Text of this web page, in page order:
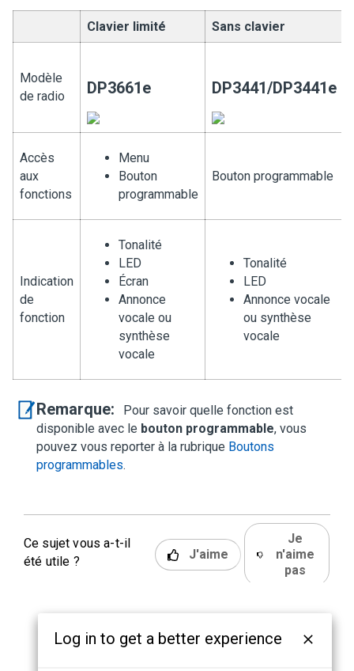
Clavier limité Sans clavier
Modèle
de radio
DP3661e DP3441/DP3441e
Accès
aux
fonctions
Menu
Bouton
programmable
Bouton programmable
Indication
de
fonction
Tonalité
LED
Écran
Annonce
vocale ou
synthèse
vocale
Tonalité
LED
Annonce vocale
ou synthèse
vocale
Remarque:
Pour savoir quelle fonction est
disponible avec le bouton programmable, vous
pouvez vous reporter à la rubrique Boutons
programmables.
Ce sujet vous a-t-il
été utile ?
J'aime
Je
n'aime
pas
Log in to get a better experience